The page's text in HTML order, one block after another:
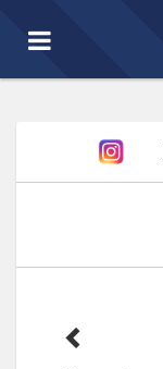
Toggle
navigation